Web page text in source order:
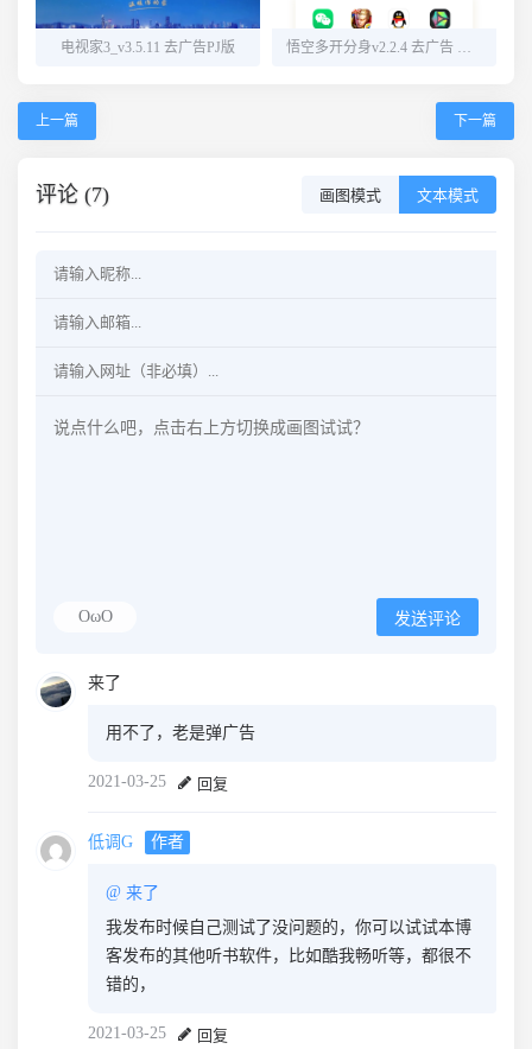
电视家3_v3.5.11 去广告PJ版
上一篇 下一篇
评论 (7) 画图模式 文本模式
OωO 发送评论
来了
用不了，老是弹广告
2021-03-25 回复
低调G 作者
@ 来了
我发布时候自己测试了没问题的，你可以试试本博
客发布的其他听书软件，比如酷我畅听等，都很不
错的，
2021-03-25 回复